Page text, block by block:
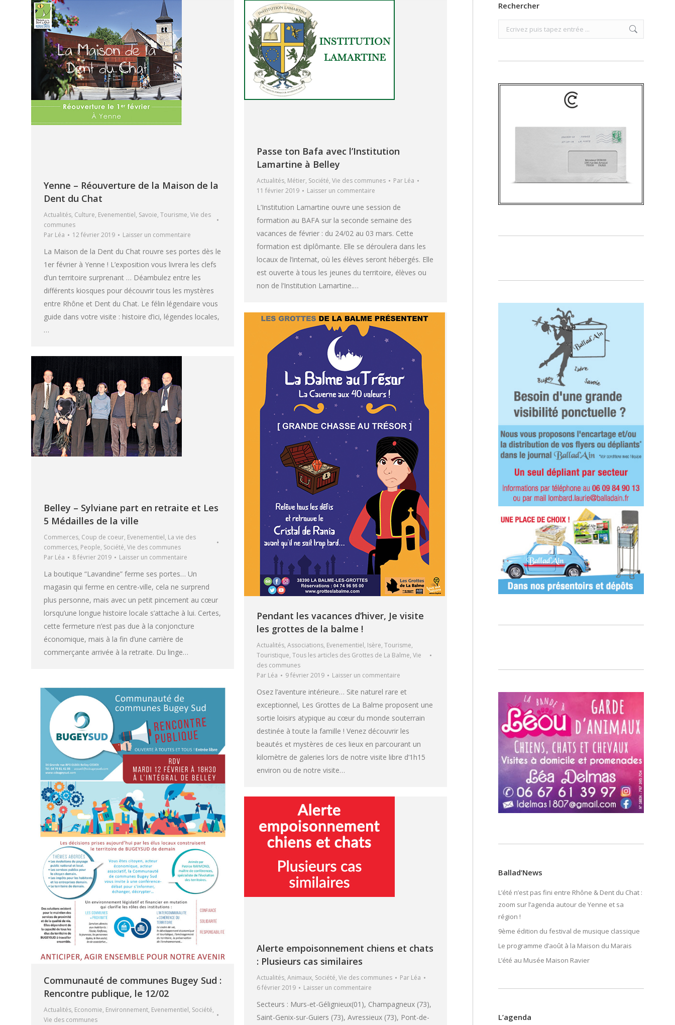
Yenne – Réouverture de la Maison de la
Dent du Chat
Actualités, Culture, Evenementiel, Savoie, Tourisme, Vie des
communes
Par Léa 12 février 2019 Laisser un commentaire
La Maison de la Dent du Chat rouvre ses portes dès le
1er février à Yenne ! L’exposition vous livrera les clefs
d’un territoire surprenant … Déambulez entre les
différents kiosques pour découvrir tous les mystères
entre Rhône et Dent du Chat. Le félin légendaire vous
guide dans votre visite : histoire d’ici, légendes locales,
…
Passe ton Bafa avec l’Institution
Lamartine à Belley
Actualités, Métier, Société, Vie des communes Par Léa
11 février 2019
Laisser un commentaire
L’Institution Lamartine ouvre une session de
formation au BAFA sur la seconde semaine des
vacances de février : du 24/02 au 03 mars. Cette
formation est diplômante. Elle se déroulera dans les
locaux de l’internat, où les élèves seront hébergés. Elle
est ouverte à tous les jeunes du territoire, élèves ou
non de l’Institution Lamartine.…
Pendant les vacances d’hiver, Je visite
les grottes de la balme !
Actualités, Associations, Evenementiel, Isère, Tourisme,
Touristique, Tous les articles des Grottes de La Balme, Vie
des communes
Par Léa 9 février 2019 Laisser un commentaire
Osez l’aventure intérieure… Site naturel rare et
exceptionnel, Les Grottes de La Balme proposent une
sortie loisirs atypique au cœur du monde souterrain
destinée à toute la famille ! Venez découvrir les
beautés et mystères de ces lieux en parcourant un
kilomètre de galeries lors de notre visite libre d’1h15
environ ou de notre visite…
Belley – Sylviane part en retraite et Les
5 Médailles de la ville
Commerces, Coup de coeur, Evenementiel, La vie des
commerces, People, Société, Vie des communes
Par Léa 8 février 2019 Laisser un commentaire
La boutique “Lavandine” ferme ses portes… Un
magasin qui ferme en centre-ville, cela ne surprend
plus personne, mais avec un petit pincement au cœur
lorsqu’une longue histoire locale s’attache à lui. Certes,
cette fermeture n’est pas due à la conjoncture
économique, mais à la fin d’une carrière de
commerçante arrivée à la retraite. Du linge…
Communauté de communes Bugey Sud :
Rencontre publique, le 12/02
Actualités, Economie, Environnement, Evenementiel, Société,
Vie des communes
Alerte empoisonnement chiens et chats
: Plusieurs cas similaires
Actualités, Animaux, Société, Vie des communes Par Léa
6 février 2019
Laisser un commentaire
Secteurs : Murs-et-Gélignieux(01), Champagneux (73),
Saint-Genix-sur-Guiers (73), Avressieux (73), Pont-de-
Rechercher
Search:
Ballad’News
L’été n’est pas fini entre Rhône & Dent du Chat :
zoom sur l’agenda autour de Yenne et sa
région !
9ème édition du festival de musique classique
Le programme d’août à la Maison du Marais
L’été au Musée Maison Ravier
L’agenda